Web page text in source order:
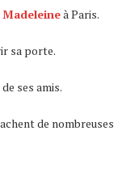
à Paris.
sa porte.
ses amis.
de nombreuses